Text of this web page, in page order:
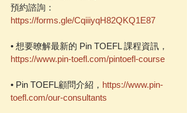
預約諮詢：
https://forms.gle/CqiiiyqH82QKQ1E87
• 想要暸解最新的 Pin TOEFL 課程資訊，
https://www.pin-toefl.com/pintoefl-course
• Pin TOEFL顧問介紹， https://www.pin-
toefl.com/our-consultants